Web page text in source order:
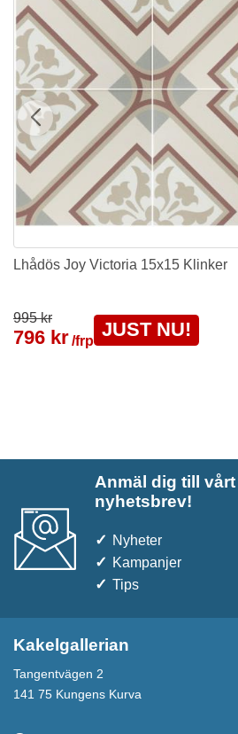
Lhådös Joy Victoria 15x15 Klinker
995 kr
796 kr/frp
JUST NU!
Anmäl dig till vårt
nyhetsbrev!
Nyheter
Kampanjer
Tips
Kakelgallerian
Tangentvägen 2
141 75 Kungens Kurva